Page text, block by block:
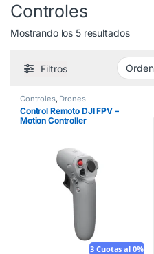
Controles
Mostrando los 5 resultados
Filtros
Controles, Drones
Control Remoto DJI FPV –
Motion Controller
3 Cuotas al 0%